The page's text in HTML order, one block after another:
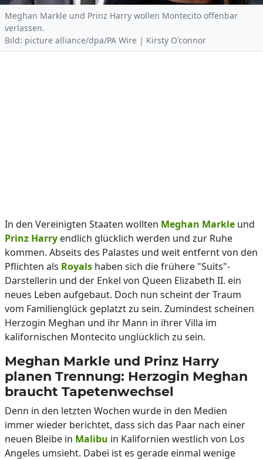
Meghan Markle und Prinz Harry wollen Montecito offenbar
verlassen.
Bild: picture alliance/dpa/PA Wire | Kirsty O'connor
In den Vereinigten Staaten wollten Meghan Markle und
Prinz Harry endlich glücklich werden und zur Ruhe
kommen. Abseits des Palastes und weit entfernt von den
Pflichten als Royals haben sich die frühere "Suits"-
Darstellerin und der Enkel von Queen Elizabeth II. ein
neues Leben aufgebaut. Doch nun scheint der Traum
vom Familienglück geplatzt zu sein. Zumindest scheinen
Herzogin Meghan und ihr Mann in ihrer Villa im
kalifornischen Montecito unglücklich zu sein.
Meghan Markle und Prinz Harry
planen Trennung: Herzogin Meghan
braucht Tapetenwechsel
Denn in den letzten Wochen wurde in den Medien
immer wieder berichtet, dass sich das Paar nach einer
neuen Bleibe in Malibu in Kalifornien westlich von Los
Angeles umsieht. Dabei ist es gerade einmal wenige